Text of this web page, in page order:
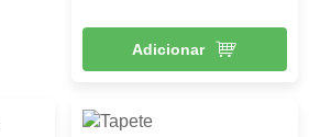
Adicionar